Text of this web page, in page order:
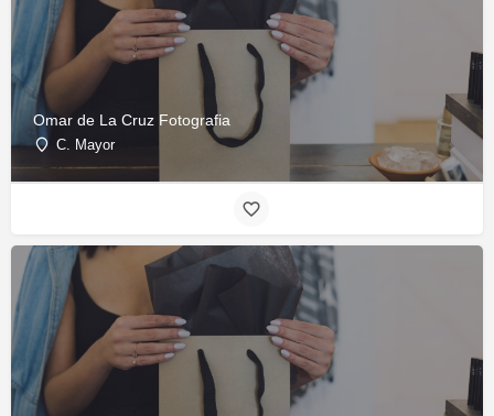
Omar de La Cruz Fotografia
C. Mayor